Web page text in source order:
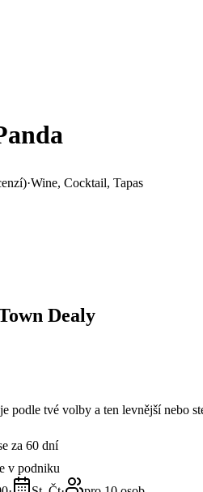
)·Wine, Cocktail, Tapas
Dealy
podle tvé volby a ten levnější nebo
za 60 dní
v podniku